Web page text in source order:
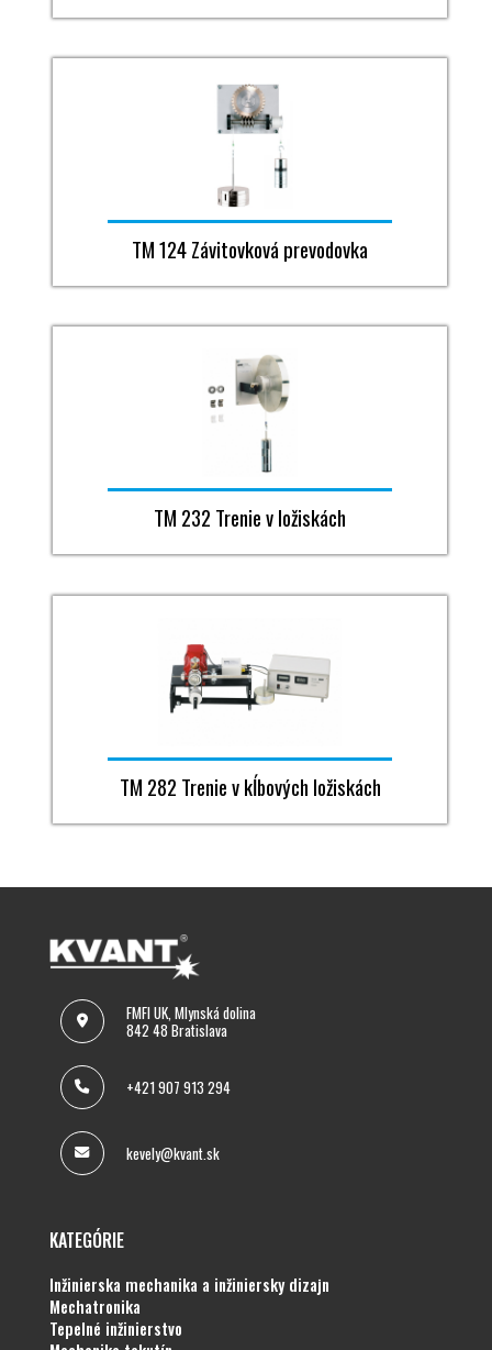
TM 124 Závitovková prevodovka
TM 232 Trenie v ložiskách
TM 282 Trenie v kĺbových ložiskách
FMFI UK, Mlynská dolina
842 48 Bratislava
+421 907 913 294
kevely@kvant.sk
KATEGÓRIE
inžinierska mechanika a inžiniersky dizajn
mechatronika
tepelné inžinierstvo